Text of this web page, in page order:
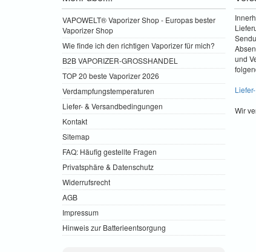
VAPOWELT® Vaporizer Shop - Europas bester
Vaporizer Shop
Wie finde ich den richtigen Vaporizer für mich?
B2B VAPORIZER-GROSSHANDEL
TOP 20 beste Vaporizer 2026
Verdampfungstemperaturen
Liefer- & Versandbedingungen
Kontakt
Sitemap
FAQ: Häufig gestellte Fragen
Privatsphäre & Datenschutz
Widerrufsrecht
AGB
Impressum
Hinweis zur Batterieentsorgung
und
Wir